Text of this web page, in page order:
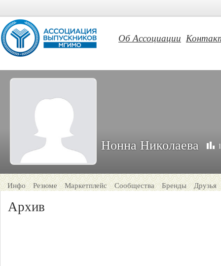
Об Ассоциации
Нонна Николаева
Инфо Резюме Маркетплейс Сообщества Бренды Друзья
Архив